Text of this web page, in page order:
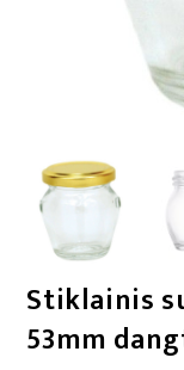
Stiklainis
53mm